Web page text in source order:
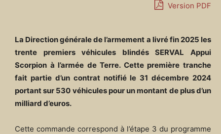
Version PDF
La Direction générale de l’armement a livré fin 2025 les
trente premiers véhicules blindés SERVAL Appui
Scorpion à l’armée de Terre. Cette première tranche
fait partie d’un contrat notifié le 31 décembre 2024
portant sur 530 véhicules pour un montant de plus d’un
milliard d’euros.
Cette commande correspond à l’étape 3 du programme